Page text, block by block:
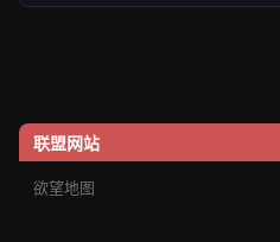
联盟网站
欲望地图